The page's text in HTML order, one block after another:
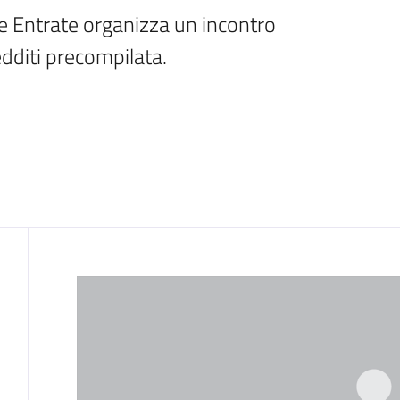
Entrate organizza un incontro
precompilata.